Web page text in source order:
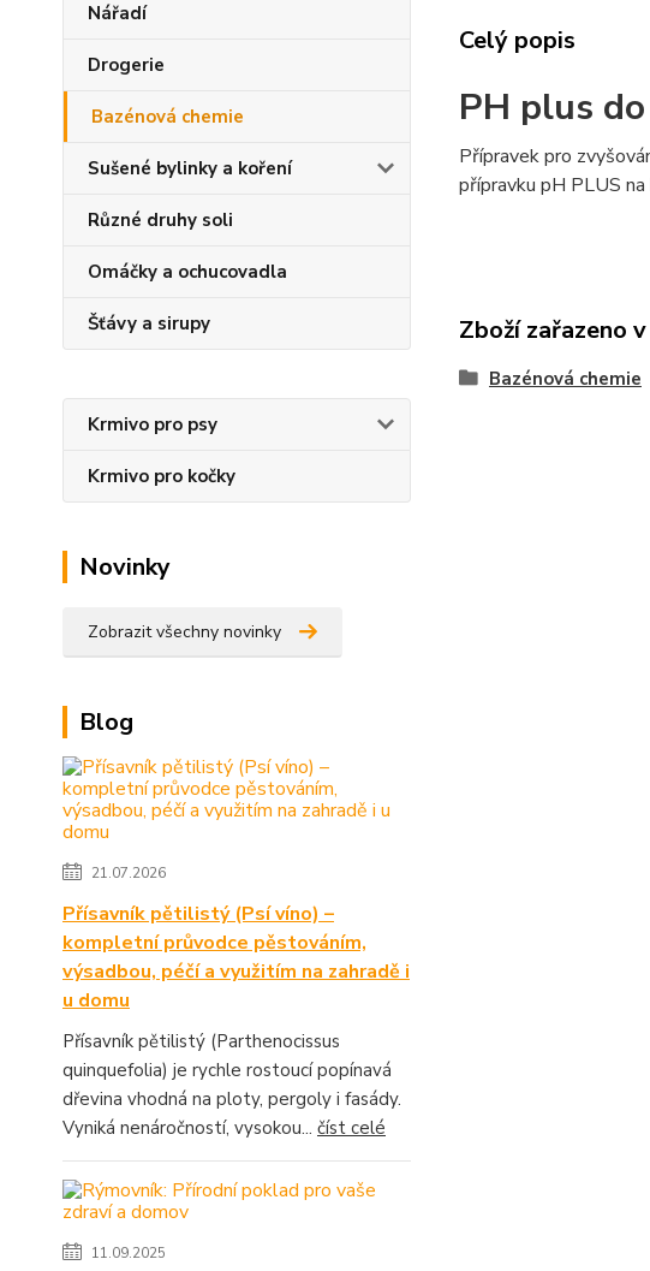
Nářadí
Drogerie
Bazénová chemie
Sušené bylinky a koření
Různé druhy soli
Omáčky a ochucovadla
Šťávy a sirupy
Krmivo pro psy
Krmivo pro kočky
Novinky
Zobrazit všechny novinky
Blog
21.07.2026
Přísavník pětilistý (Psí víno) –
kompletní průvodce pěstováním,
výsadbou, péčí a využitím na zahradě i
u domu
Přísavník pětilistý (Parthenocissus
quinquefolia) je rychle rostoucí popínavá
dřevina vhodná na ploty, pergoly i fasády.
Vyniká nenáročností, vysokou... číst celé
11.09.2025
Celý popis
PH plus
Přípravek pro
přípravku pH PLUS
Zboží zařazeno
Bazénová chemie